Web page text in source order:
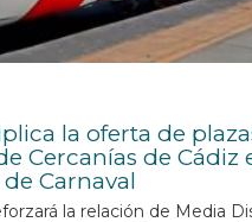
la oferta de
Cercanías de Cádiz
Carnaval
la relación de Media